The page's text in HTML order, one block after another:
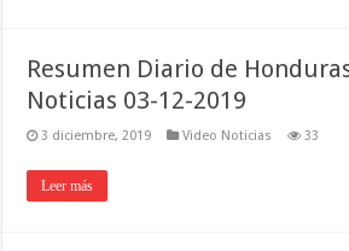
Resumen Diario de
Noticias 03-12-2019
3 diciembre, 2019 Video Noticias 33
Leer más